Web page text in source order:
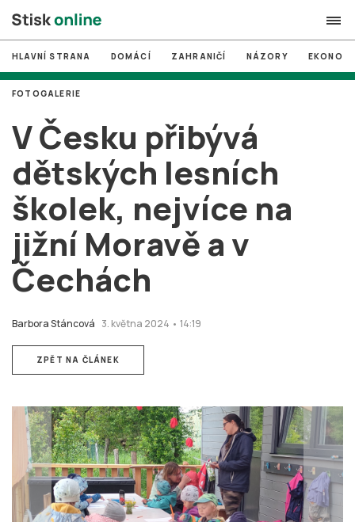
search
# MUNI
# Brno
# volby
login PŘIHLÁSIT SE
Zapomněli jste heslo?
Založit nový účet
HLAVNÍ STRANA DOMÁCÍ ZAHRANIČÍ NÁZORY
V Česku přibývá
dětských lesních
školek, nejvíce na
jižní Moravě a v
Čechách
Barbora Stáncová 3. května 2024 • 14:19
FOTOGALERIE
ZPĚT NA ČLÁNEK